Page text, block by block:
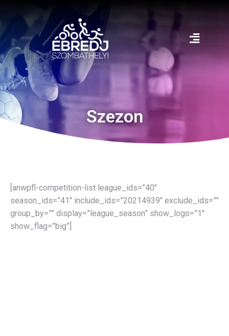
Szezon
[anwpfl-competition-list league_ids=”40″
season_ids=”41″ include_ids=”20214939″ exclude_ids=””
group_by=”” display=”league_season” show_logo=”1″
show_flag=”big”]